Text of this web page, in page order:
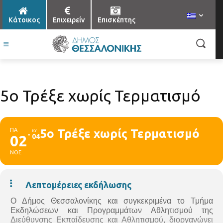
Κάτοικος Επιχειρείν Επισκέπτης
5ο Τρέξε χωρίς Τερματισμό
ΠΑ
02
ΝΟΕ
ΚΥ
045ο Τρέξε χωρίς Τερματισμό
Λεπτομέρειες εκδήλωσης
Ο Δήμος Θεσσαλονίκης και συγκεκριμένα το Τμήμα
Εκδηλώσεων και Προγραμμάτων Αθλητισμού της
Διεύθυνσης Εκπαίδευσης και Αθλητισμού, διοργανώνει